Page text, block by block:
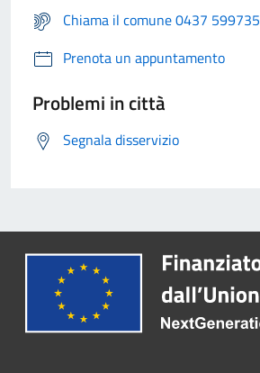
Chiama il comune 0437 599735
Prenota un appuntamento
Problemi in città
Segnala disservizio